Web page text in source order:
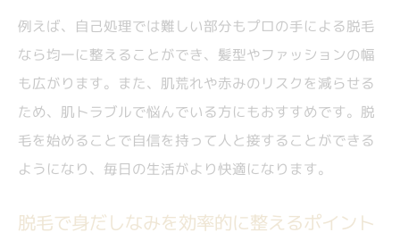
プライバシー重視派が注目すべき脱毛事情
脱毛でプライバシーを守るための選び方
完全個室など脱毛のプライベート空間を解
説
周囲の目が気にならない脱毛サービスの魅
力
プライバシー重視派が安心できる脱毛施設
例えば、自己処理では難しい部分もプロの手による脱毛
なら均一に整えることができ、髪型やファッションの幅
も広がります。また、肌荒れや赤みのリスクを減らせる
ため、肌トラブルで悩んでいる方にもおすすめです。脱
毛を始めることで自信を持って人と接することができる
ようになり、毎日の生活がより快適になります。
脱毛で身だしなみを効率的に整えるポイント